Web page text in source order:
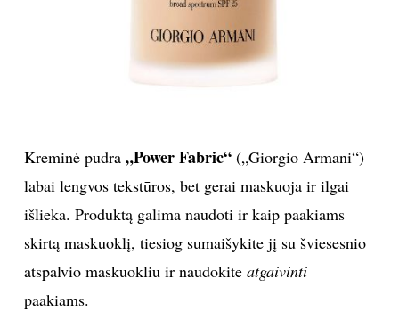
Kreminė pudra „Power Fabric“(„Giorgio Armani“)
labai lengvos tekstūros, bet gerai maskuoja ir ilgai
išlieka. Produktą galima naudoti ir kaip paakiams
skirtą maskuoklį, tiesiog sumaišykite jį su šviesesnio
atspalvio maskuokliu ir naudokite atgaivinti
paakiams.